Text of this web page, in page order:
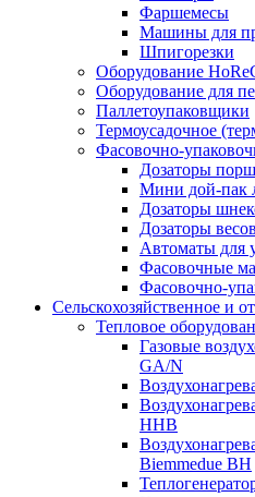
Фаршемесы
Машины для
Шпигорезки
Оборудование
Оборудование для
Паллетоупаковщики
Термоусадочное
Фасовочно-
Дозаторы
Мини дой-пак
Дозаторы
Дозаторы
Автоматы для
Фасовочные
Фасовочно-
Сельскохозяйственное и
Тепловое
Газовые
GA/N
HHB
Biemmedue BH